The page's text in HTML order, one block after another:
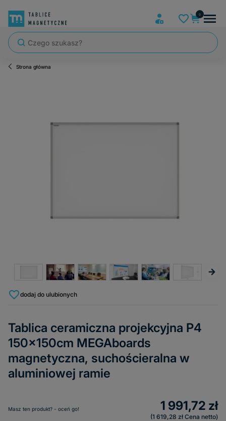
Strona główna
dodaj do ulubionych
Tablica ceramiczna projekcyjna P4
150x150cm MEGAboards
magnetyczna, suchościeralna w
aluminiowej ramie
Masz ten produkt? - oceń go! 1 991,72 zł
1 619,28 zł Cena netto